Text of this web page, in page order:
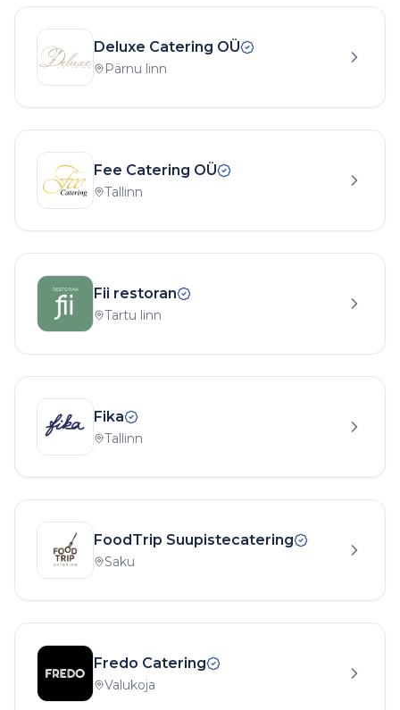
Deluxe Catering OÜ
Pärnu linn
Fee Catering OÜ
Tallinn
Fii restoran
Tartu linn
Fika
Tallinn
FoodTrip Suupistecatering
Saku
Fredo Catering
Valukoja